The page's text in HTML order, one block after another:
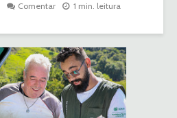
Comentar 1 min. leitura